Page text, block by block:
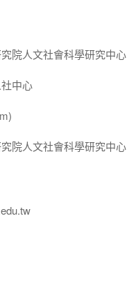
院人文社會科學研究中心
中心
院人文社會科學研究中心